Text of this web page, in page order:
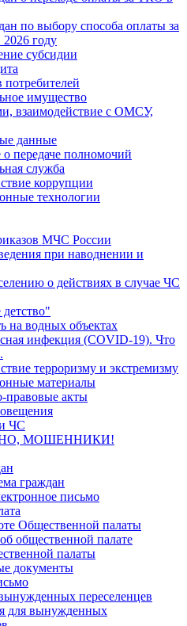
по выбору способа оплаты за
2026 году
субсидии
имущество
взаимодействие с ОМСУ,
данные
передаче полномочий
служба
коррупции
технологии
МЧС России
при наводнении и
о действиях в случае ЧС
детство"
на водных объектах
инфекция (COVID-19). Что
терроризму и экстремизму
материалы
правовые акты
ЧС
МОШЕННИКИ!
граждан
письмо
Общественной палаты
общественной палате
палаты
документы
переселенцев
для вынужденных